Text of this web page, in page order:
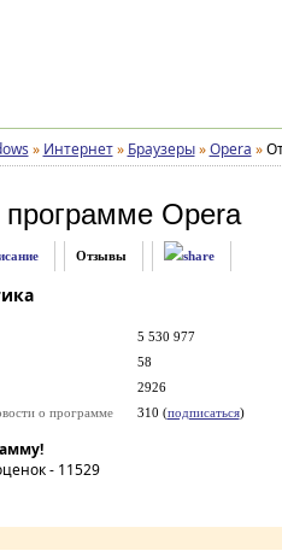
» Интернет » Браузеры » Opera »
Opera
Отзывы
5 530 977
58
2926
о программе
310 (подписаться)
- 11529